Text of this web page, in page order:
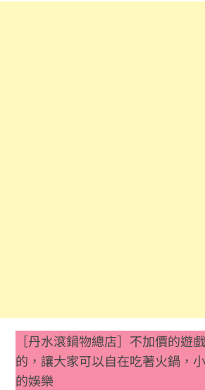
［丹水滾鍋物總店］不加價的遊
的，讓大家可以自在吃著火鍋，
的娛樂